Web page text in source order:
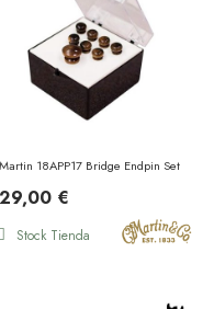
Inlay
Martin 18APP17 Bridge Endpin Set
29,00 €
Stock Tienda